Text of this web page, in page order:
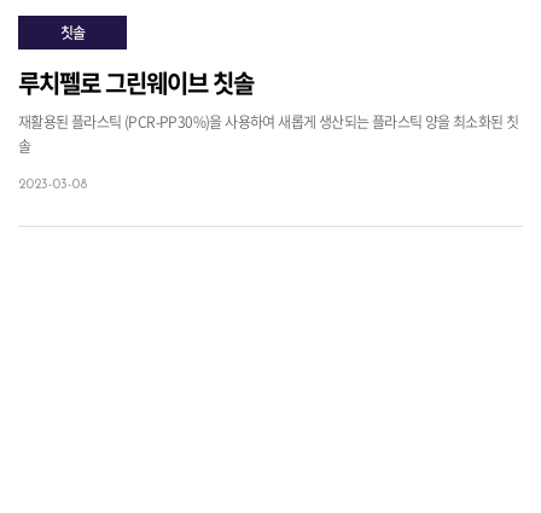
칫솔
루치펠로 그린웨이브 칫솔
재활용된 플라스틱 (PCR-PP30%)을 사용하여 새롭게 생산되는 플라스틱 양을 최소화된 칫
솔
2023-03-08